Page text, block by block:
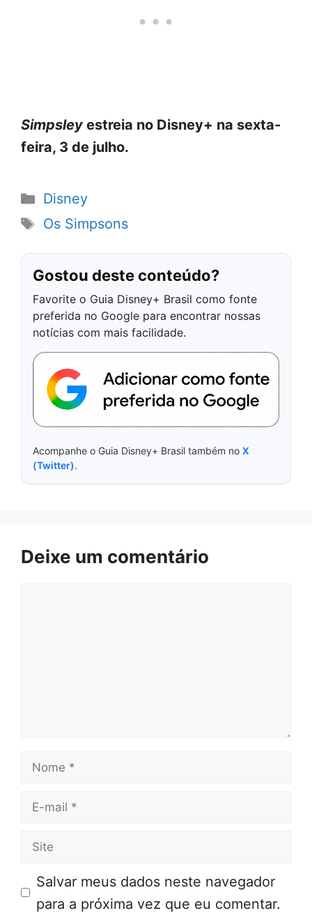
Simpsley estreia no Disney+ na sexta-
feira, 3 de julho.
Categorias
Disney
Tags
Os Simpsons
Gostou deste conteúdo?
Favorite o Guia Disney+ Brasil como fonte
preferida no Google para encontrar nossas
notícias com mais facilidade.
Acompanhe o Guia Disney+ Brasil também no X
(Twitter).
Deixe um comentário
Nome
E-
Site
Salvar meus dados neste navegador
para a próxima vez que eu comentar.